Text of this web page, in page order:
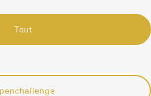
Tout